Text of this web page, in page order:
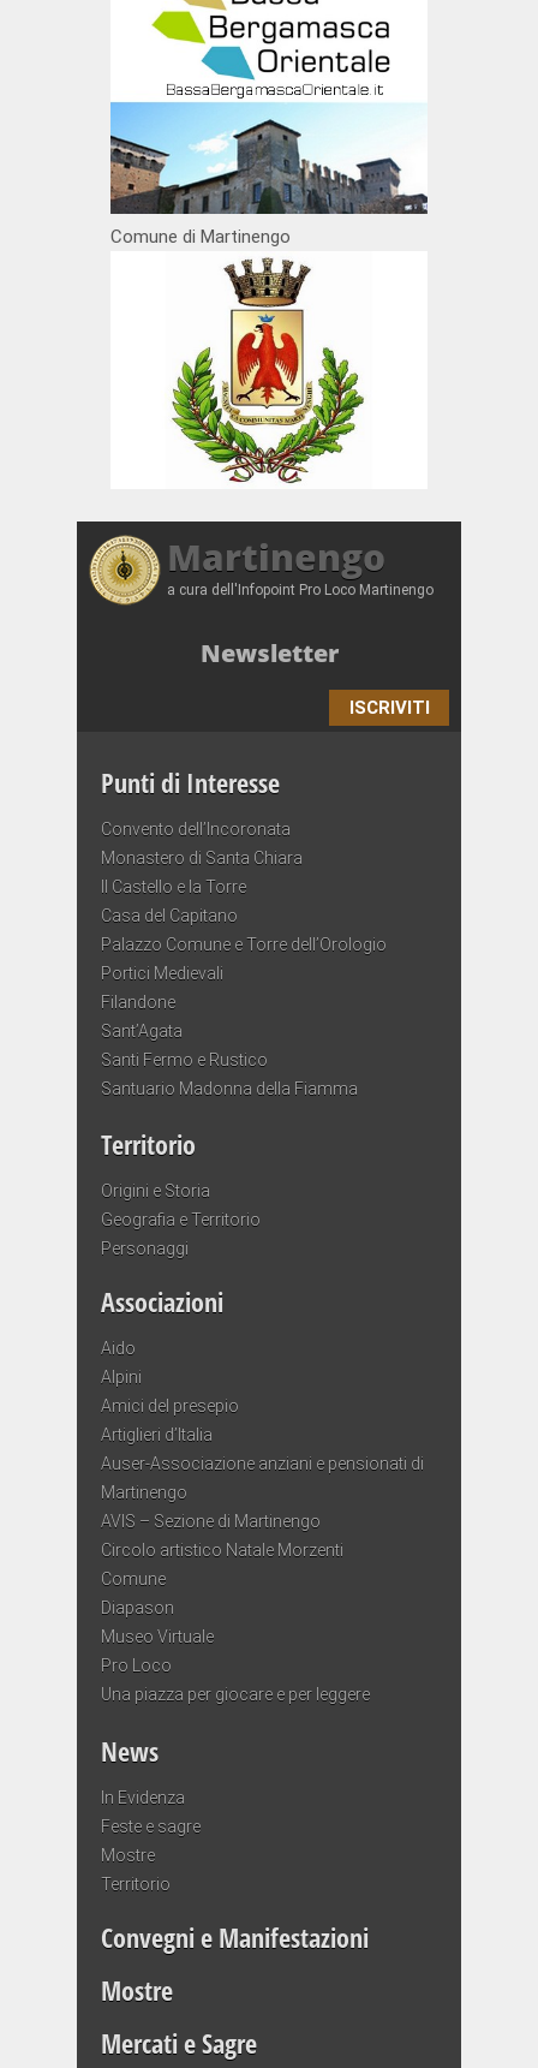
Comune di Martinengo
Martinengo
a cura dell'Infopoint Pro Loco Martinengo
Newsletter
ISCRIVITI
Punti di Interesse
Convento dell’Incoronata
Monastero di Santa Chiara
Il Castello e la Torre
Casa del Capitano
Palazzo Comune e Torre dell’Orologio
Portici Medievali
Filandone
Sant’Agata
Santi Fermo e Rustico
Santuario Madonna della Fiamma
Territorio
Origini e Storia
Geografia e Territorio
Personaggi
Associazioni
Aido
Alpini
Amici del presepio
Artiglieri d’Italia
Auser-Associazione anziani e pensionati di
Martinengo
AVIS – Sezione di Martinengo
Circolo artistico Natale Morzenti
Comune
Diapason
Museo Virtuale
Pro Loco
Una piazza per giocare e per leggere
News
In Evidenza
Feste e sagre
Mostre
Territorio
Convegni e Manifestazioni
Mostre
Mercati e Sagre